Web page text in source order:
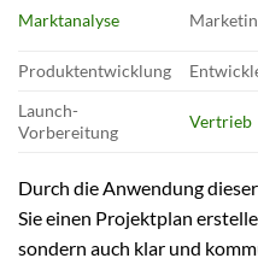
Marktanalyse
Produktentwicklung
Launch-
Vorbereitung
Vertrieb
Durch die Anwendung
Sie einen Projektplan
sondern auch klar und